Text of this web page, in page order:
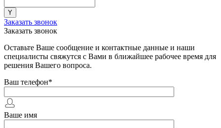
Заказать звонок
Заказать звонок
Оставьте Ваше сообщение и контактные данные и наши
специалисты свяжутся с Вами в ближайшее рабочее время для
решения Вашего вопроса.
Ваш телефон*
Ваше имя